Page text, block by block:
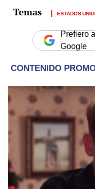
ESTADOS
Prefiero
Google